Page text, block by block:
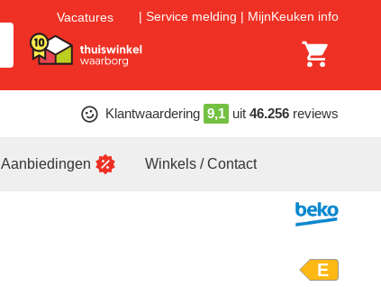
Vacatures Service melding MijnKeuken info
Klantwaardering 9,1 uit 46.256 reviews
Aanbiedingen Winkels / Contact
E